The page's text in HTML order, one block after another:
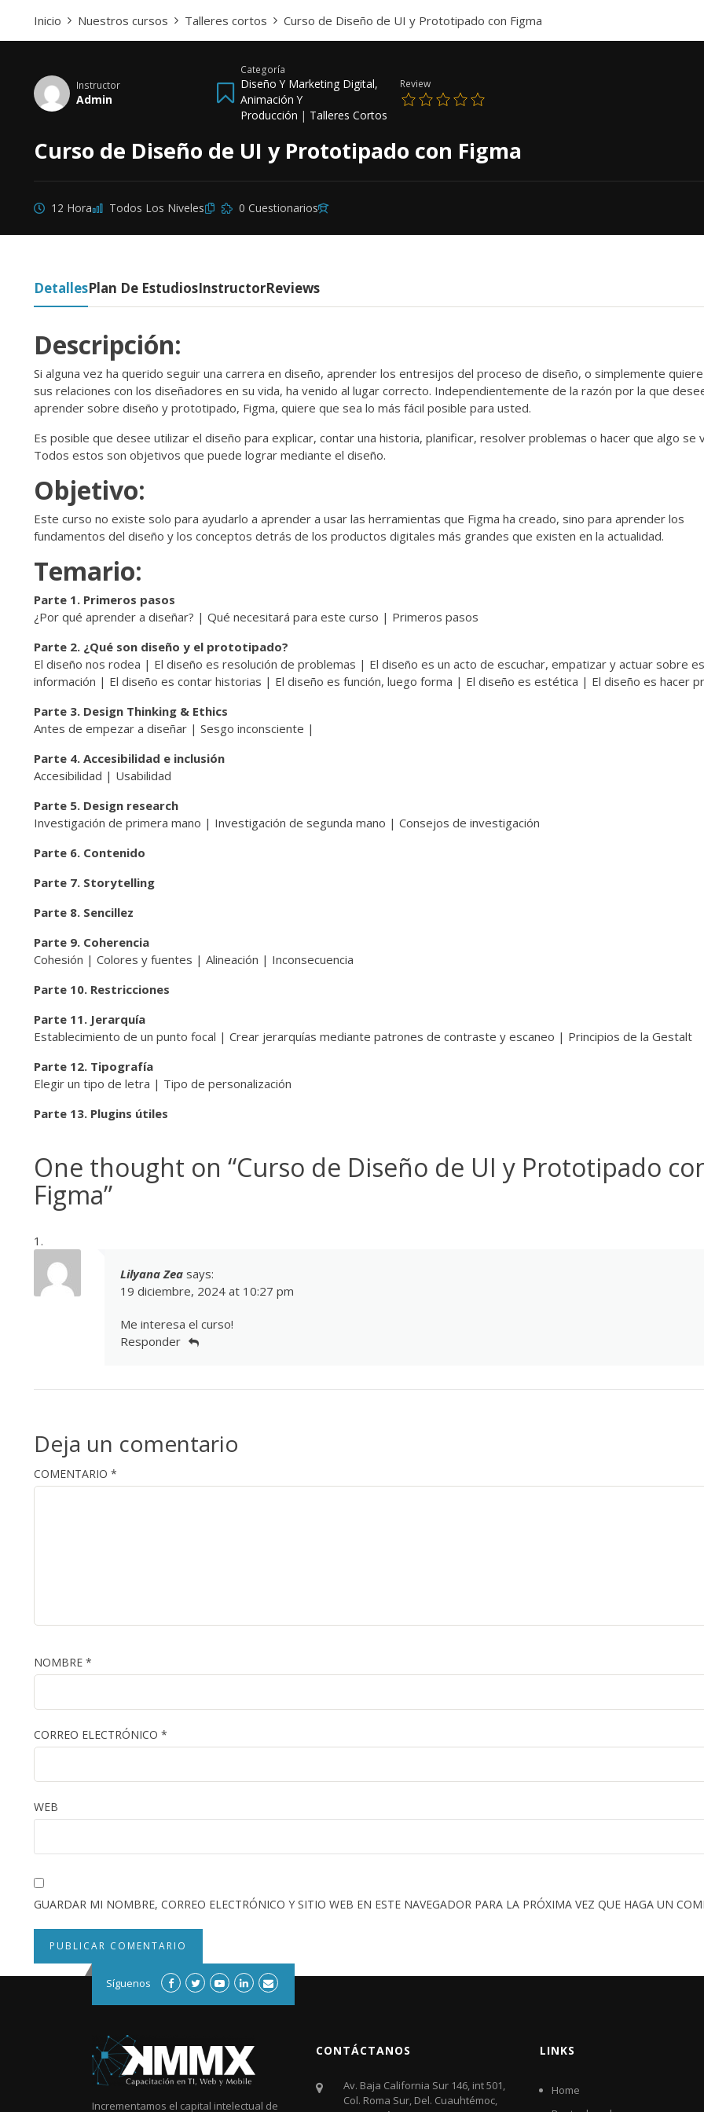
Inicio Nuestros cursos Talleres cortos Curso de Diseño de UI y Prototipado con Figma
Instructor
Admin
Categoría
Diseño Y Marketing Digital,
Animación Y
Producción | Talleres Cortos
Review
Curso de Diseño de UI y Prototipado con Figma
12 Hora Todos Los Niveles 0 Cuestionarios
DetallesPlan De EstudiosInstructorReviews
Descripción:
Si alguna vez ha querido seguir una carrera en diseño, aprender los entresijos del proceso de diseño, o simplemente
sus relaciones con los diseñadores en su vida, ha venido al lugar correcto. Independientemente de la razón por la que
aprender sobre diseño y prototipado, Figma, quiere que sea lo más fácil posible para usted.
Es posible que desee utilizar el diseño para explicar, contar una historia, planificar, resolver problemas o hacer que algo se
Todos estos son objetivos que puede lograr mediante el diseño.
Objetivo:
Este curso no existe solo para ayudarlo a aprender a usar las herramientas que Figma ha creado, sino para aprender los
fundamentos del diseño y los conceptos detrás de los productos digitales más grandes que existen en la actualidad.
Temario:
Parte 1. Primeros pasos
¿Por qué aprender a diseñar? | Qué necesitará para este curso | Primeros pasos
Parte 2. ¿Qué son diseño y el prototipado?
El diseño nos rodea | El diseño es resolución de problemas | El diseño es un acto de escuchar, empatizar y actuar sobre
información | El diseño es contar historias | El diseño es función, luego forma | El diseño es estética | El diseño es hacer
Parte 3. Design Thinking & Ethics
Antes de empezar a diseñar | Sesgo inconsciente |
Parte 4. Accesibilidad e inclusión
Accesibilidad | Usabilidad
Parte 5. Design research
Investigación de primera mano | Investigación de segunda mano | Consejos de investigación
Parte 6. Contenido
Parte 7. Storytelling
Parte 8. Sencillez
Parte 9. Coherencia
Cohesión | Colores y fuentes | Alineación | Inconsecuencia
Parte 10. Restricciones
Parte 11. Jerarquía
Establecimiento de un punto focal | Crear jerarquías mediante patrones de contraste y escaneo | Principios de la Gestalt
Parte 12. Tipografía
Elegir un tipo de letra | Tipo de personalización
Parte 13. Plugins útiles
One thought on “Curso de Diseño de UI y Prototipado
Figma”
Lilyana Zea says:
19 diciembre, 2024 at 10:27 pm
Me interesa el curso!
Responder
Deja un comentario
COMENTARIO *
NOMBRE *
CORREO ELECTRÓNICO *
WEB
GUARDAR MI NOMBRE, CORREO ELECTRÓNICO Y SITIO WEB EN ESTE NAVEGADOR PARA LA PRÓXIMA VEZ QUE HAGA UN
Síguenos
Incrementamos el capital intelectual de
CONTÁCTANOS
Av. Baja California Sur 146, int 501,
Col. Roma Sur, Del. Cuauhtémoc,
LINKS
Home